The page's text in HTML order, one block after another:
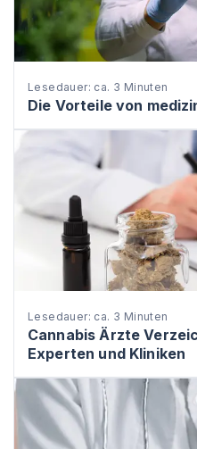
Lesedauer: ca. 3 Minuten
Die Vorteile von
Lesedauer: ca. 3 Minuten
Cannabis Ärzte
Experten und Kliniken